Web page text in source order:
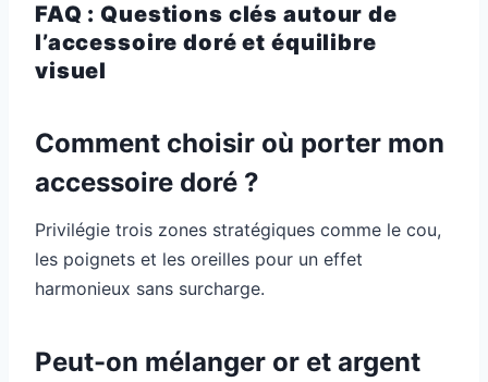
FAQ : Questions clés autour de
l’accessoire doré et équilibre
visuel
Comment choisir où porter mon
accessoire doré ?
Privilégie trois zones stratégiques comme le cou,
les poignets et les oreilles pour un effet
harmonieux sans surcharge.
Peut-on mélanger or et argent